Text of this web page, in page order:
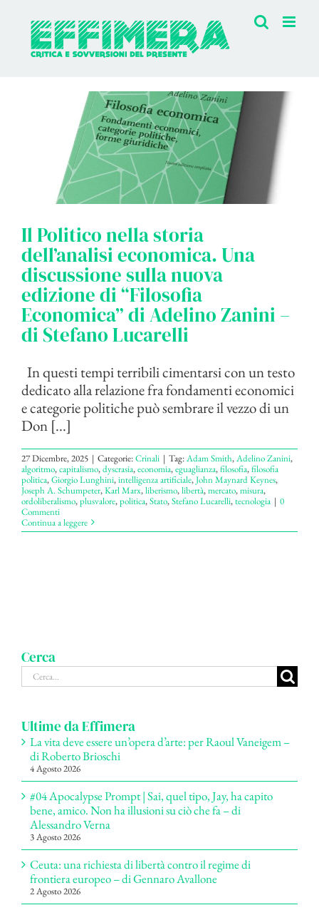
contenuto
Il Politico nella storia
dell’analisi economica. Una
discussione sulla nuova
edizione di “Filosofia
Economica” di Adelino Zanini –
di Stefano Lucarelli
In questi tempi terribili cimentarsi con un testo
dedicato alla relazione fra fondamenti economici
e categorie politiche può sembrare il vezzo di un
Don [...]
27 Dicembre, 2025 | Categorie:Crinali | Tag:Adam Smith,Adelino Zanini,
algoritmo,capitalismo,dyscrasia,economia,eguaglianza,filosofia,filosofia
politica,Giorgio Lunghini,intelligenza artificiale,John Maynard Keynes,
Joseph A. Schumpeter,Karl Marx,liberismo,libertà,mercato,misura,
ordoliberalismo,plusvalore,politica,Stato,Stefano Lucarelli,tecnologia | 0
Commenti
Continua a leggere
Cerca
Cerca
per:
Ultime da Effimera
La vita deve essere un’opera d’arte: per Raoul Vaneigem –
di Roberto Brioschi
4 Agosto 2026
#04 Apocalypse Prompt | Sai, quel tipo, Jay, ha capito
bene, amico. Non ha illusioni su ciò che fa – di
Alessandro Verna
3 Agosto 2026
Ceuta: una richiesta di libertà contro il regime di
frontiera europeo – di Gennaro Avallone
2 Agosto 2026